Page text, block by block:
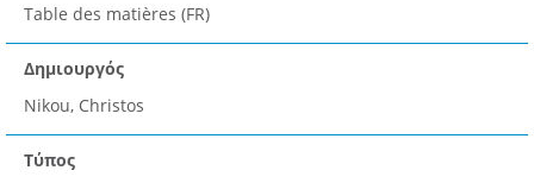
Table des matières (FR)
Δημιουργός
Nikou, Christos
Τύπος